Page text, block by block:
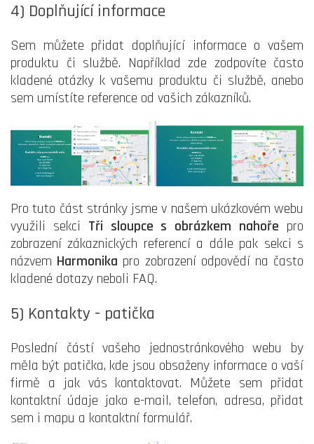
4) Doplňující informace
Sem můžete přidat doplňující informace o vašem
produktu či službě. Například zde zodpovíte často
kladené otázky k vašemu produktu či službě, anebo
sem umístíte reference od vašich zákazníků.
Pro tuto část stránky jsme v našem ukázkovém webu
využili sekci Tři sloupce s obrázkem nahoře pro
zobrazení zákaznických referencí a dále pak sekci s
názvem Harmonika pro zobrazení odpovědí na často
kladené dotazy neboli FAQ.
5) Kontakty - patička
Poslední částí vašeho jednostránkového webu by
měla být patička, kde jsou obsaženy informace o vaší
firmě a jak vás kontaktovat. Můžete sem přidat
kontaktní údaje jako e-mail, telefon, adresa, přidat
sem i mapu a kontaktní formulář.